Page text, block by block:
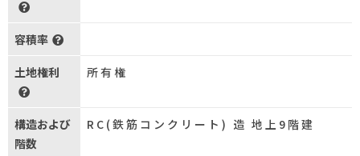
容積率
土地権利 所有権
構造および
階数
RC(鉄筋コンクリート) 造 地上9階建